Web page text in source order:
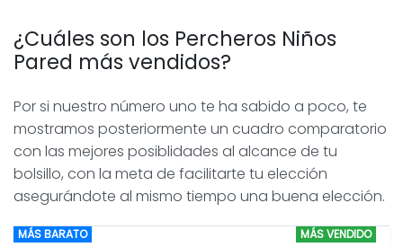
¿Cuáles son los Percheros Niños
Pared más vendidos?
Por si nuestro número uno te ha sabido a poco, te
mostramos posteriormente un cuadro comparatorio
con las mejores posiblidades al alcance de tu
bolsillo, con la meta de facilitarte tu elección
asegurándote al mismo tiempo una buena elección.
MÁS BARATO MÁS VENDIDO